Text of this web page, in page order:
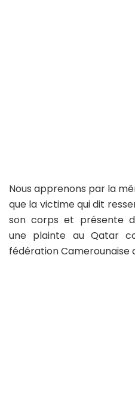
Nous apprenons par la
que la victime qui dit
son corps et présente
une plainte au Qatar
fédération Camerounaise